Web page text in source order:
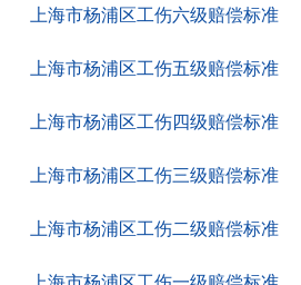
上海市杨浦区工伤六级赔偿标准
上海市杨浦区工伤五级赔偿标准
上海市杨浦区工伤四级赔偿标准
上海市杨浦区工伤三级赔偿标准
上海市杨浦区工伤二级赔偿标准